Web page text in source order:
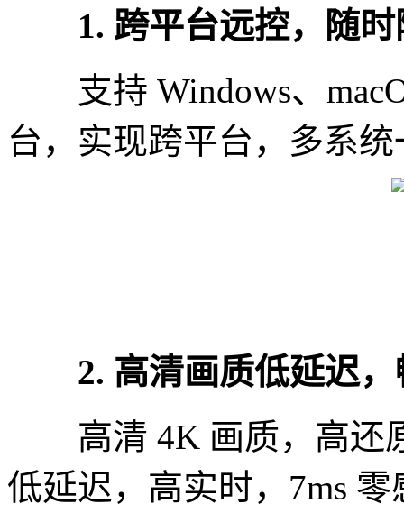
1. 跨平台远控，随时
支持 Windows、
台，实现跨平台，多系
2. 高清画质低延迟，
高清 4K 画质，高还
低延迟，高实时，7ms